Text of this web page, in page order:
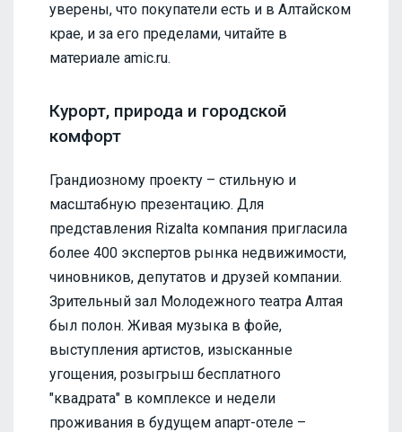
уверены, что покупатели есть и в Алтайском
крае, и за его пределами, читайте в
материале amic.ru.
Курорт, природа и городской
комфорт
Грандиозному проекту – стильную и
масштабную презентацию. Для
представления Rizalta компания пригласила
более 400 экспертов рынка недвижимости,
чиновников, депутатов и друзей компании.
Зрительный зал Молодежного театра Алтая
был полон. Живая музыка в фойе,
выступления артистов, изысканные
угощения, розыгрыш бесплатного
"квадрата" в комплексе и недели
проживания в будущем апарт-отеле –